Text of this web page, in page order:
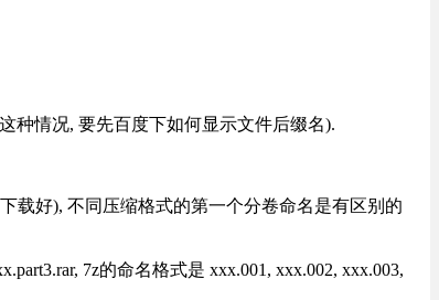
种情况, 要先百度下如何显示文件后缀名).
载好), 不同压缩格式的第一个分卷命名是有区别的
7z的命名格式是 xxx.001, xxx.002, xxx.003,